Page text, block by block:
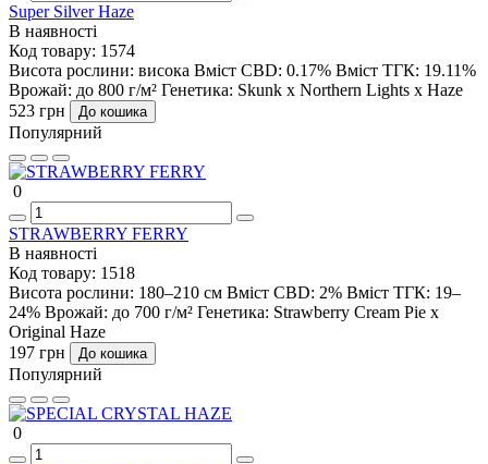
Super Silver Haze
В наявності
Код товару: 1574
Висота рослини: висока Вміст CBD: 0.17% Вміст ТГК: 19.11%
Врожай: до 800 г/м² Генетика: Skunk x Northern Lights x Haze
523 грн
До кошика
Популярний
0
STRAWBERRY FERRY
В наявності
Код товару: 1518
Висота рослини: 180–210 см Вміст CBD: 2% Вміст ТГК: 19–
24% Врожай: до 700 г/м² Генетика: Strawberry Cream Pie x
Original Haze
197 грн
До кошика
Популярний
0